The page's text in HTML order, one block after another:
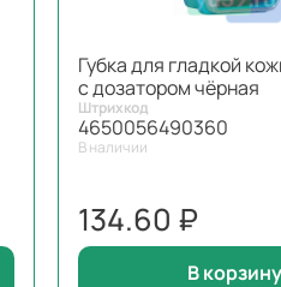
Губка для гладкой
с дозатором чёрная
Штрихкод
4650056490360
В наличии
134.60 ₽
В корзину